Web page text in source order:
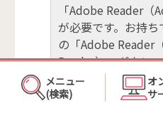
メニュー
(検索)
オ
サ
「Adobe Reader（
が必要です。お持
の「Adobe Reader
Reader）」ダウン
ックして、ソフト
ドし、インストー